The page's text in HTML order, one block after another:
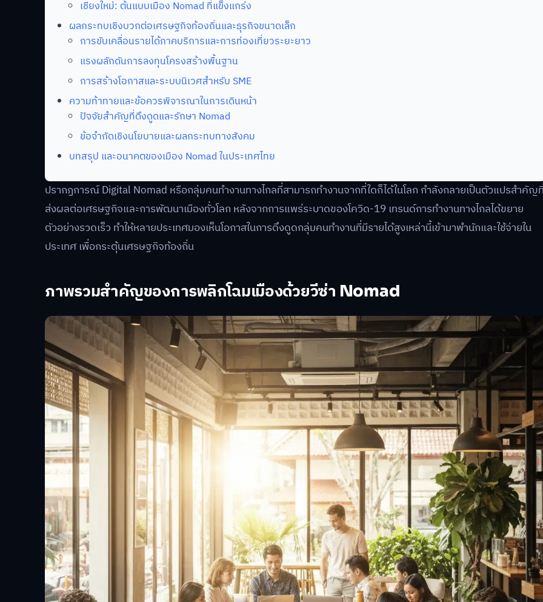
เชียงใหม่: ต้นแบบเมือง Nomad ที่แข็งแกร่ง
ผลกระทบเชิงบวกต่อเศรษฐกิจท้องถิ่นและธุรกิจขนาดเล็ก
การขับเคลื่อนรายได้ภาคบริการและการท่องเที่ยวระยะยาว
แรงผลักดันการลงทุนโครงสร้างพื้นฐาน
การสร้างโอกาสและระบบนิเวศสำหรับ SME
ความท้าทายและข้อควรพิจารณาในการเดินหน้า
ปัจจัยสำคัญที่ดึงดูดและรักษา Nomad
ข้อจำกัดเชิงนโยบายและผลกระทบทางสังคม
บทสรุป และอนาคตของเมือง Nomad ในประเทศไทย
ปรากฏการณ์ Digital Nomad หรือกลุ่มคนทำงานทางไกลที่สามารถทำงานจากที่ใดก็ได้ในโลก กำลังกลายเป็นตัวแปรสำคัญ
ส่งผลต่อเศรษฐกิจและการพัฒนาเมืองทั่วโลก หลังจากการแพร่ระบาดของโควิด-19 เทรนด์การทำงานทางไกลได้ขยาย
ตัวอย่างรวดเร็ว ทำให้หลายประเทศมองเห็นโอกาสในการดึงดูดกลุ่มคนทำงานที่มีรายได้สูงเหล่านี้เข้ามาพำนักและใช้จ่ายใน
ประเทศ เพื่อกระตุ้นเศรษฐกิจท้องถิ่น
ภาพรวมสำคัญของการพลิกโฉมเมืองด้วยวีซ่า Nomad